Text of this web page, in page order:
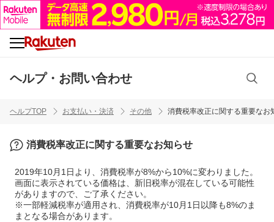
ヘルプ・お問い合わせ
ヘルプTOP お支払い・決済 その他 消費税率改正に関する重要なお
消費税率改正に関する重要なお知らせ
2019年10月1日より、消費税率が8%から10%に変わりました。
画面に表示されている価格は、新旧税率が混在している可能性
がありますので、ご了承ください。
※一部軽減税率が適用され、消費税率が10月1日以降も8%のま
まとなる場合があります。